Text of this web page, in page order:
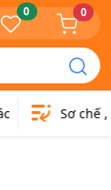
0 0
Sơ chế ,